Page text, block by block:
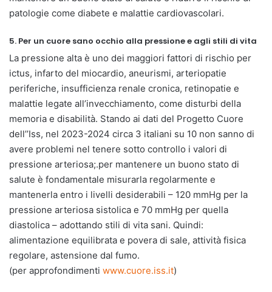
patologie come diabete e malattie cardiovascolari.
5. Per un cuore sano occhio alla pressione e agli stili di vita
La pressione alta è uno dei maggiori fattori di rischio per
ictus, infarto del miocardio, aneurismi, arteriopatie
periferiche, insufficienza renale cronica, retinopatie e
malattie legate all’invecchiamento, come disturbi della
memoria e disabilità. Stando ai dati del Progetto Cuore
dell’’Iss, nel 2023-2024 circa 3 italiani su 10 non sanno di
avere problemi nel tenere sotto controllo i valori di
pressione arteriosa;.per mantenere un buono stato di
salute è fondamentale misurarla regolarmente e
mantenerla entro i livelli desiderabili – 120 mmHg per la
pressione arteriosa sistolica e 70 mmHg per quella
diastolica – adottando stili di vita sani. Quindi:
alimentazione equilibrata e povera di sale, attività fisica
regolare, astensione dal fumo.
(per approfondimenti www.cuore.iss.it)